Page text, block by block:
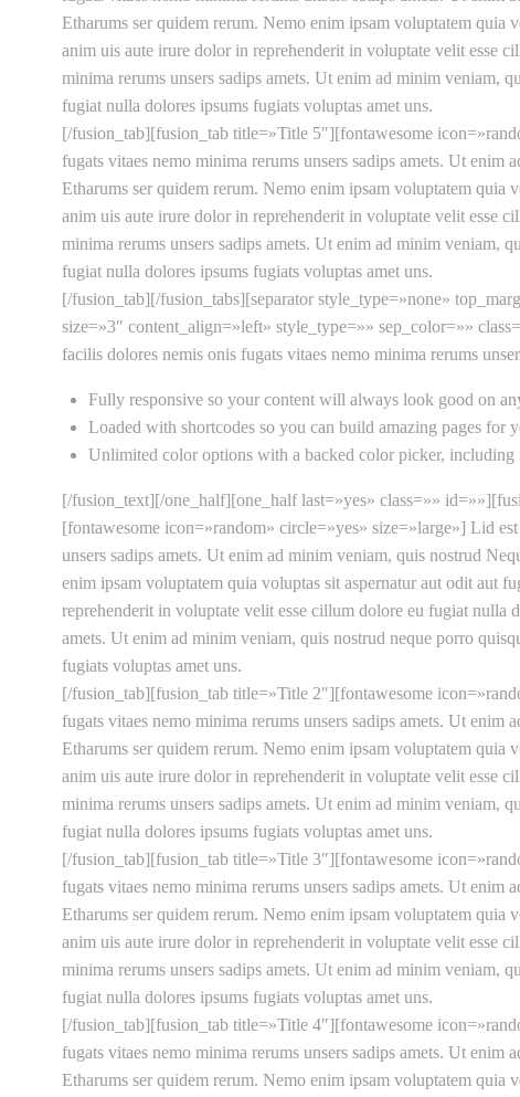
Etharums ser quidem rerum. Nemo enim ipsam voluptatem quia
anim uis aute irure dolor in reprehenderit in voluptate velit esse
minima rerums unsers sadips amets. Ut enim ad minim veniam,
fugiat nulla dolores ipsums fugiats voluptas amet uns.
[/fusion_tab][fusion_tab title=»Title 5″][fontawesome
fugats vitaes nemo minima rerums unsers sadips amets. Ut
Etharums ser quidem rerum. Nemo enim ipsam voluptatem quia
anim uis aute irure dolor in reprehenderit in voluptate velit esse
minima rerums unsers sadips amets. Ut enim ad minim veniam,
fugiat nulla dolores ipsums fugiats voluptas amet uns.
[/fusion_tab][/fusion_tabs][separator style_type=»none»
size=»3″ content_align=»left» style_type=»» sep_color=»»
facilis dolores nemis onis fugats vitaes nemo minima rerums
Fully responsive so your content will always look good on
Loaded with shortcodes so you can build amazing pages for
Unlimited color options with a backed color picker, including
[/fusion_text][/one_half][one_half last=»yes» class=»»
[fontawesome icon=»random» circle=»yes» size=»large»] Lid
unsers sadips amets. Ut enim ad minim veniam, quis nostrud
enim ipsam voluptatem quia voluptas sit aspernatur aut odit aut
reprehenderit in voluptate velit esse cillum dolore eu fugiat nulla
amets. Ut enim ad minim veniam, quis nostrud neque porro
fugiats voluptas amet uns.
[/fusion_tab][fusion_tab title=»Title 2″][fontawesome
fugats vitaes nemo minima rerums unsers sadips amets. Ut
Etharums ser quidem rerum. Nemo enim ipsam voluptatem quia
anim uis aute irure dolor in reprehenderit in voluptate velit esse
minima rerums unsers sadips amets. Ut enim ad minim veniam,
fugiat nulla dolores ipsums fugiats voluptas amet uns.
[/fusion_tab][fusion_tab title=»Title 3″][fontawesome
fugats vitaes nemo minima rerums unsers sadips amets. Ut
Etharums ser quidem rerum. Nemo enim ipsam voluptatem quia
anim uis aute irure dolor in reprehenderit in voluptate velit esse
minima rerums unsers sadips amets. Ut enim ad minim veniam,
fugiat nulla dolores ipsums fugiats voluptas amet uns.
[/fusion_tab][fusion_tab title=»Title 4″][fontawesome
fugats vitaes nemo minima rerums unsers sadips amets. Ut
Etharums ser quidem rerum. Nemo enim ipsam voluptatem quia